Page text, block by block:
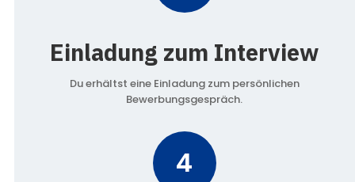
Einladung zum Interview
Du erhältst eine Einladung zum persönlichen
Bewerbungsgespräch.
4